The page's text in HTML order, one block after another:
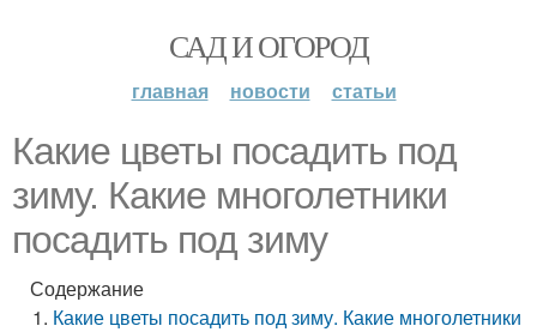
САД И ОГОРОД
главная новости статьи
Какие цветы посадить под
зиму. Какие многолетники
посадить под зиму
Содержание
Какие цветы посадить под зиму. Какие многолетники